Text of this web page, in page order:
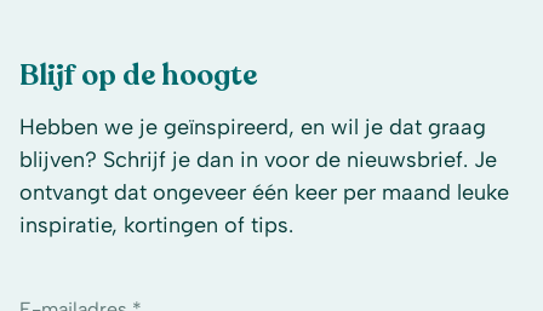
Blijf op de hoogte
Hebben we je geïnspireerd, en wil je dat graag
blijven? Schrijf je dan in voor de nieuwsbrief. Je
ontvangt dat ongeveer één keer per maand leuke
inspiratie, kortingen of tips.